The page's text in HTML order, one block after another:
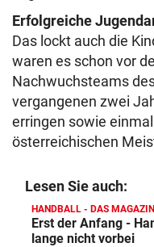
Erfolgreiche
Das lockt auch die
waren es schon vor
Nachwuchsteams
vergangenen zwei
erringen sowie
österreichischen
Lesen Sie auch:
HANDBALL - DAS MAGAZIN
Erst der Anfang -
lange nicht vorbei